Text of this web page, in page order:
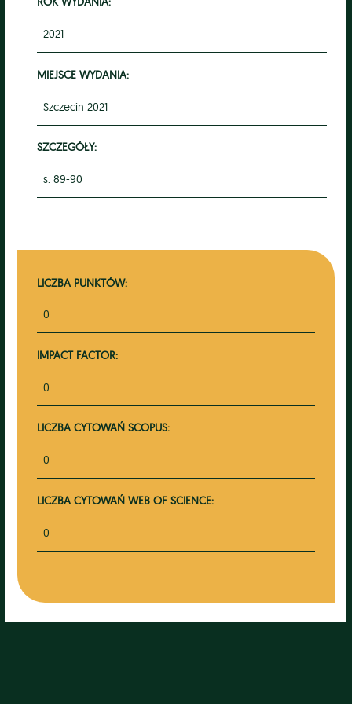
2021
MIEJSCE WYDANIA:
Szczecin 2021
SZCZEGÓŁY:
s. 89-90
LICZBA PUNKTÓW:
0
IMPACT FACTOR:
0
LICZBA CYTOWAŃ SCOPUS:
0
LICZBA CYTOWAŃ WEB OF SCIENCE:
0